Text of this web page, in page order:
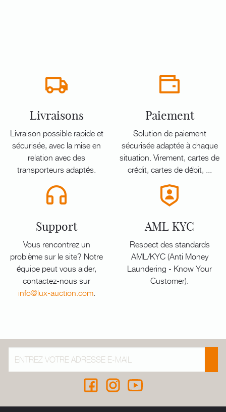
Livraisons
Livraison possible rapide et
sécurisée, avec la mise en
relation avec des
transporteurs adaptés.
Paiement
Solution de paiement
sécurisée adaptée à chaque
situation. Virement, cartes de
crédit, cartes de débit, ...
Support
Vous rencontrez un
problème sur le site? Notre
équipe peut vous aider,
contactez-nous sur
info@lux-auction.com.
AML KYC
Respect des standards
AML/KYC (Anti Money
Laundering - Know Your
Customer).